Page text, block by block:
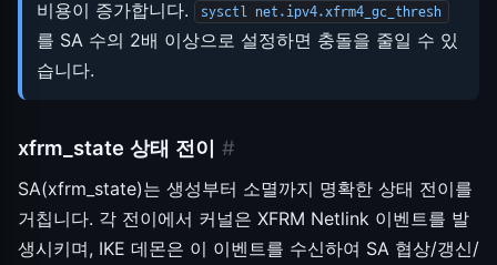
비용이 증가합니다.
sysctl net.ipv4.xfrm4_gc_thresh
를 SA 수의 2배 이상으로 설정하면 충돌을 줄일 수 있
습니다.
xfrm_state 상태 전이 #
SA(xfrm_state)는 생성부터 소멸까지 명확한 상태 전이를
거칩니다. 각 전이에서 커널은 XFRM Netlink 이벤트를 발
생시키며, IKE 데몬은 이 이벤트를 수신하여 SA 협상/갱신/